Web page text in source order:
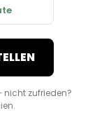
nicht zufrieden?